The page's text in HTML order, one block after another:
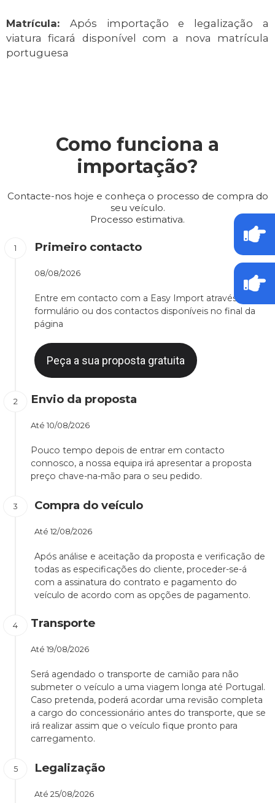
Matrícula: Após importação e legalização a
viatura ficará disponível com a nova matrícula
portuguesa
Como funciona a
importação?
Contacte-nos hoje e conheça o processo de compra do
seu veículo.
Processo estimativa.
Primeiro contacto
08/08/2026
Entre em contacto com a Easy Import através do
formulário ou dos contactos disponíveis no final da
página
Peça a sua proposta gratuita
Envio da proposta
Até 10/08/2026
Pouco tempo depois de entrar em contacto
connosco, a nossa equipa irá apresentar a proposta
preço chave-na-mão para o seu pedido.
Compra do veículo
Até 12/08/2026
Após análise e aceitação da proposta e verificação de
todas as especificações do cliente, proceder-se-á
com a assinatura do contrato e pagamento do
veículo de acordo com as opções de pagamento.
Transporte
Até 19/08/2026
Será agendado o transporte de camião para não
submeter o veículo a uma viagem longa até Portugal.
Caso pretenda, poderá acordar uma revisão completa
a cargo do concessionário antes do transporte, que se
irá realizar assim que o veículo fique pronto para
carregamento.
Legalização
Até 25/08/2026